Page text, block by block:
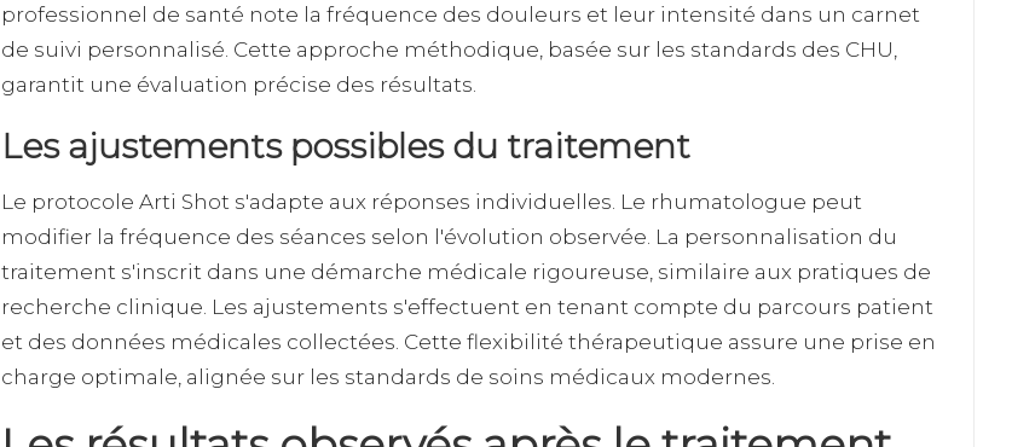
professionnel de santé note la fréquence des douleurs et leur intensité dans un carnet
de suivi personnalisé. Cette approche méthodique, basée sur les standards des CHU,
garantit une évaluation précise des résultats.
Les ajustements possibles du traitement
Le protocole Arti Shot s'adapte aux réponses individuelles. Le rhumatologue peut
modifier la fréquence des séances selon l'évolution observée. La personnalisation du
traitement s'inscrit dans une démarche médicale rigoureuse, similaire aux pratiques de
recherche clinique. Les ajustements s'effectuent en tenant compte du parcours patient
et des données médicales collectées. Cette flexibilité thérapeutique assure une prise en
charge optimale, alignée sur les standards de soins médicaux modernes.